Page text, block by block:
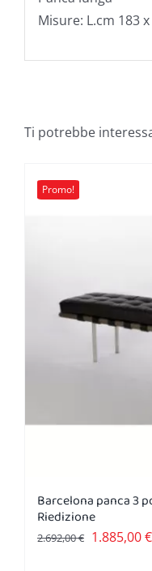
Misure: L.cm 183
Ti potrebbe
Promo!
Barcelona panca 3
Riedizione
2.692,00€ Il
1.885,00€Il